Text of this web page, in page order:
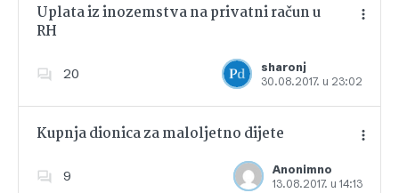
Uplata iz inozemstva na privatni račun u
RH
20
sharonj
30.08.2017. u 23:02
Dodajte u favorite
Kupnja dionica za maloljetno dijete
9
Anonimno
13.08.2017. u 14:13
Dodajte u favorite